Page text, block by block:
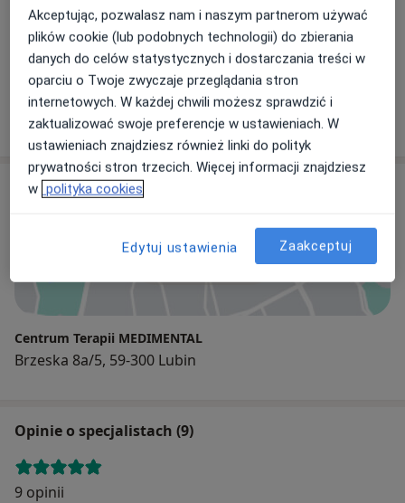
4 opinie
mgr Małgorzata Długokęcka
Psycholog, Psychoterapeuta certyfikowany
15 opinii
Adres
Powiększ mapę
Centrum Terapii MEDIMENTAL
Brzeska 8a/5, 59-300 Lubin
Opinie o specjalistach (9)
9 opinii
Akceptując, pozwalasz nam i naszym partnerom używać
plików cookie (lub podobnych technologii) do zbierania
danych do celów statystycznych i dostarczania treści w
oparciu o Twoje zwyczaje przeglądania stron
internetowych. W każdej chwili możesz sprawdzić i
zaktualizować swoje preferencje w ustawieniach. W
ustawieniach znajdziesz również linki do polityk
prywatności stron trzecich. Więcej informacji znajdziesz
w polityka cookies
Edytuj ustawienia Zaakceptuj